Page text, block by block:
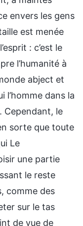
envers les gens
est menée
: c’est le
l’humanité à
abject et
l’homme dans la
Cependant, le
sorte que toute
Le
une partie
le reste
comme des
sur le tas
de vue de